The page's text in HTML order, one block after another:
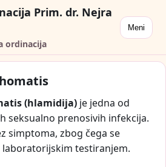
Prim. dr. Nejra
ordinacija
Meni
(hlamidija) je jedna od
seksualno prenosivih infekcija.
simptoma, zbog čega se
testiranjem.